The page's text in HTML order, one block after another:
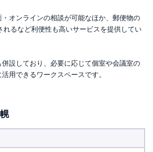
オンラインの相談が可能なほか、郵便物の
れるなど利便性も高いサービスを提供してい
併設しており、必要に応じて個室や会議室の
用できるワークスペースです。